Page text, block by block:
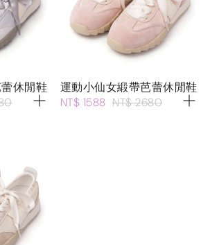
休閒鞋
運動小仙女緞帶芭蕾休閒鞋
NT$ 1588 NT$ 2680